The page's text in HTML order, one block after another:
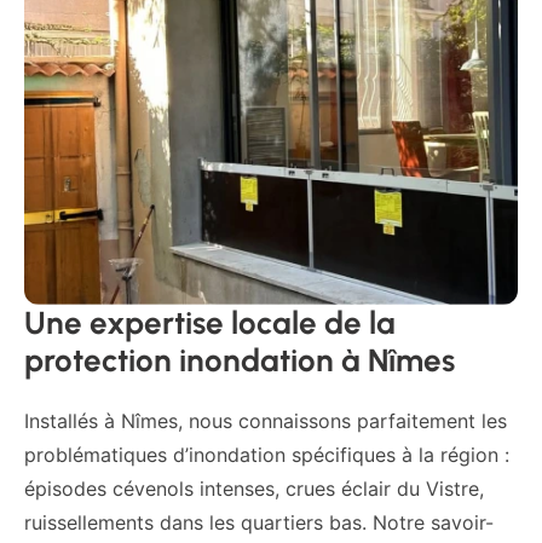
Une expertise locale de la
protection inondation à Nîmes
Installés à Nîmes, nous connaissons parfaitement les
problématiques d’inondation spécifiques à la région :
épisodes cévenols intenses, crues éclair du Vistre,
ruissellements dans les quartiers bas. Notre savoir-